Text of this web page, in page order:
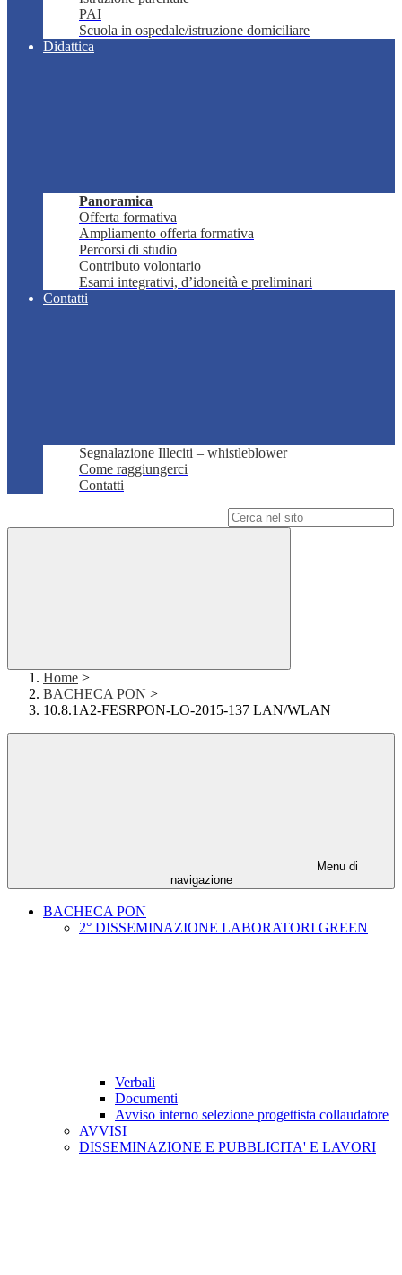
PAI
Scuola in ospedale/istruzione domiciliare
Didattica
Panoramica
Offerta formativa
Ampliamento offerta formativa
Percorsi di studio
Contributo volontario
Esami integrativi, d’idoneità e preliminari
Contatti
Segnalazione Illeciti – whistleblower
Come raggiungerci
Contatti
Home >
BACHECA PON >
10.8.1A2-FESRPON-LO-2015-137 LAN/WLAN
Menu di
navigazione
BACHECA PON
2° DISSEMINAZIONE LABORATORI GREEN
Verbali
Documenti
Avviso interno selezione progettista collaudatore
AVVISI
DISSEMINAZIONE E PUBBLICITA' E LAVORI